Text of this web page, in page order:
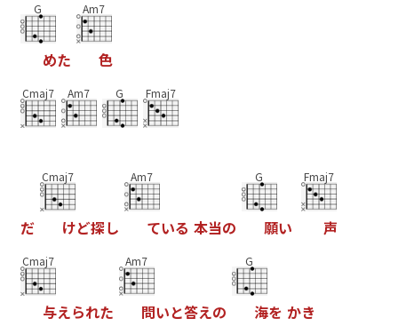
G
めた
Am7
色
Cmaj7 Am7 G Fmaj7
だ
Cmaj7
けど探し
Am7
ている 本当の
G
願い
Fmaj7
声
Cmaj7
与えられた
Am7
問いと答えの
G
海を かき